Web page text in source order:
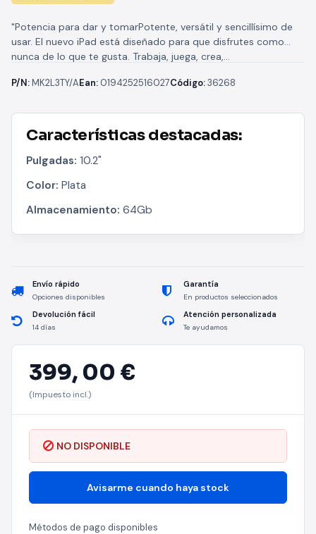
"Potencia para dar y tomarPotente, versátil y sencillísimo de
usar. El nuevo iPad está diseñado para que disfrutes como
nunca de lo que te gusta. Trabaja, juega, crea,...
P/N:MK2L3TY/AEan: 0194252516027Código:36268
Características destacadas:
Pulgadas: 10.2"
Color: Plata
Almacenamiento: 64Gb
Envío rápido
Opciones disponibles
Garantía
En productos seleccionados
Devolución fácil
14 días
Atención personalizada
Te ayudamos
399, 00 €
(Impuesto incl.)
NO DISPONIBLE
Avisarme cuando haya stock
Métodos de pago disponibles